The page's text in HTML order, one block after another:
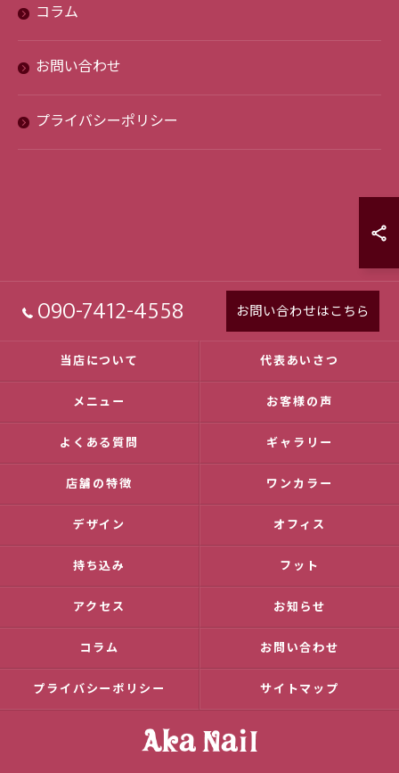
コラム
お問い合わせ
プライバシーポリシー
090-7412-4558 お問い合わせはこちら
当店について 代表あいさつ
メニュー お客様の声
よくある質問 ギャラリー
店舗の特徴 ワンカラー
デザイン オフィス
持ち込み フット
アクセス お知らせ
コラム お問い合わせ
プライバシーポリシー サイトマップ